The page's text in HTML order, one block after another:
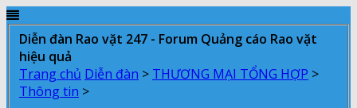
Diễn đàn Rao vặt 247 - Forum Quảng cáo Rao vặt
hiệu quả
Trang chủ Diễn đàn > THƯƠNG MẠI TỔNG HỢP >
Thông tin >